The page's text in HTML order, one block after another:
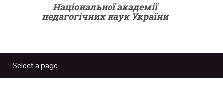
Національної академії
педагогічних наук України